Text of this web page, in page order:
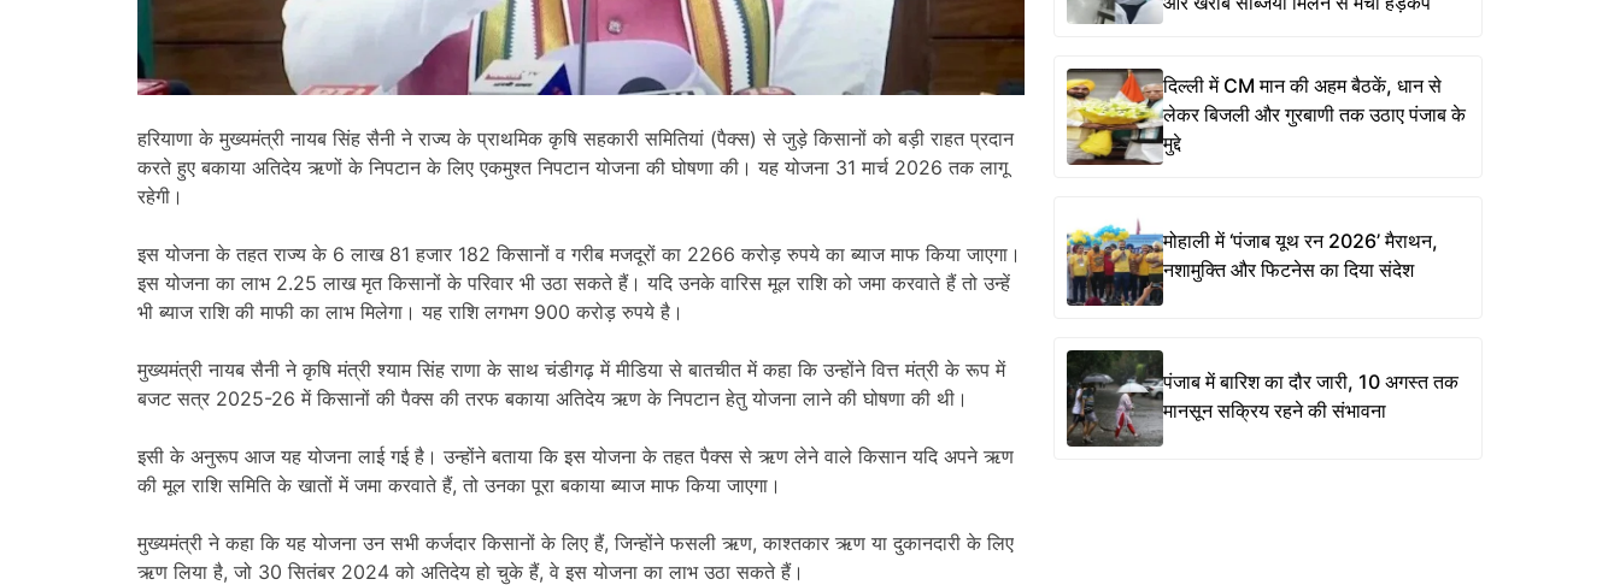
हरियाणा के मुख्यमंत्री नायब सिंह सैनी ने राज्य के प्राथमिक कृषि सहकारी समितियां (पैक्स) से जुड़े किसानों को बड़ी राहत प्रदान
करते हुए बकाया अतिदेय ऋणों के निपटान के लिए एकमुश्त निपटान योजना की घोषणा की। यह योजना 31 मार्च 2026 तक लागू
रहेगी।
इस योजना के तहत राज्य के 6 लाख 81 हजार 182 किसानों व गरीब मजदूरों का 2266 करोड़ रुपये का ब्याज माफ किया जाएगा।
इस योजना का लाभ 2.25 लाख मृत किसानों के परिवार भी उठा सकते हैं। यदि उनके वारिस मूल राशि को जमा करवाते हैं तो उन्हें
भी ब्याज राशि की माफी का लाभ मिलेगा। यह राशि लगभग 900 करोड़ रुपये है।
मुख्यमंत्री नायब सैनी ने कृषि मंत्री श्याम सिंह राणा के साथ चंडीगढ़ में मीडिया से बातचीत में कहा कि उन्होंने वित्त मंत्री के रूप में
बजट सत्र 2025-26 में किसानों की पैक्स की तरफ बकाया अतिदेय ऋण के निपटान हेतु योजना लाने की घोषणा की थी।
इसी के अनुरूप आज यह योजना लाई गई है। उन्होंने बताया कि इस योजना के तहत पैक्स से ऋण लेने वाले किसान यदि अपने ऋण
की मूल राशि समिति के खातों में जमा करवाते हैं, तो उनका पूरा बकाया ब्याज माफ किया जाएगा।
मुख्यमंत्री ने कहा कि यह योजना उन सभी कर्जदार किसानों के लिए हैं, जिन्होंने फसली ऋण, काश्तकार ऋण या दुकानदारी के लिए
ऋण लिया है, जो 30 सितंबर 2024 को अतिदेय हो चुके हैं, वे इस योजना का लाभ उठा सकते हैं।
दिल्ली में CM मान की अहम बैठकें, धान से
लेकर बिजली और गुरबाणी तक उठाए पंजाब के
मुद्दे
मोहाली में ‘पंजाब यूथ रन 2026’ मैराथन,
नशामुक्ति और फिटनेस का दिया संदेश
पंजाब में बारिश का दौर जारी, 10 अगस्त तक
मानसून सक्रिय रहने की संभावना